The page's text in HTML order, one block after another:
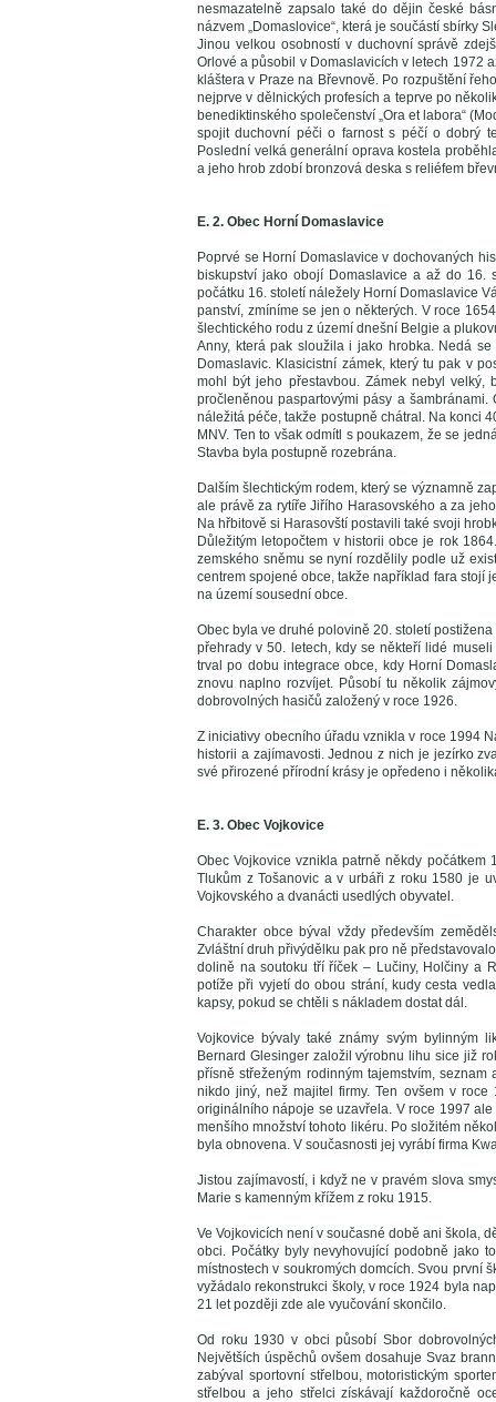
nesmazatelně zapsalo také do dějin české
názvem „Domaslovice“, která je součástí sbírky
Jinou velkou osobností v duchovní správě
Orlové a působil v Domaslavicích v letech 1972
kláštera v Praze na Břevnově. Po rozpuštění
nejprve v dělnických profesích a teprve po
benediktinského společenství „Ora et labora“
spojit duchovní péči o farnost s péčí o dobrý
Poslední velká generální oprava kostela
a jeho hrob zdobí bronzová deska s reliéfem
E. 2. Obec Horní Domaslavice
Poprvé se Horní Domaslavice v dochovaných
biskupství jako obojí Domaslavice a až do
počátku 16. století náležely Horní Domaslavice
panství, zmíníme se jen o některých. V roce
šlechtického rodu z území dnešní Belgie a
Anny, která pak sloužila i jako hrobka. Nedá
Domaslavic. Klasicistní zámek, který tu pak v
mohl být jeho přestavbou. Zámek nebyl velký,
pročleněnou paspartovými pásy a
náležitá péče, takže postupně chátral. Na konci
MNV. Ten to však odmítl s poukazem, že se
Stavba byla postupně rozebrána.
Dalším šlechtickým rodem, který se významně
ale právě za rytíře Jiřího Harasovského a za
Na hřbitově si Harasovští postavili také svoji
Důležitým letopočtem v historii obce je rok
zemského sněmu se nyní rozdělily podle už
centrem spojené obce, takže například fara stojí
na území sousední obce.
Obec byla ve druhé polovině 20. století
přehrady v 50. letech, kdy se někteří lidé
trval po dobu integrace obce, kdy Horní
znovu naplno rozvíjet. Působí tu několik
dobrovolných hasičů založený v roce 1926.
Z iniciativy obecního úřadu vznikla v roce 1994
historii a zajímavosti. Jednou z nich je jezírko
své přirozené přírodní krásy je opředeno i
E. 3. Obec Vojkovice
Obec Vojkovice vznikla patrně někdy
Tlukům z Tošanovic a v urbáři z roku 1580 je
Vojkovského a dvanácti usedlých obyvatel.
Charakter obce býval vždy především
Zvláštní druh přivýdělku pak pro ně
dolině na soutoku tří říček – Lučiny, Holčiny a
potíže při vyjetí do obou strání, kudy cesta
kapsy, pokud se chtěli s nákladem dostat dál.
Vojkovice bývaly také známy svým bylinným
Bernard Glesinger založil výrobnu lihu sice již
přísně střeženým rodinným tajemstvím,
nikdo jiný, než majitel firmy. Ten ovšem v
originálního nápoje se uzavřela. V roce 1997
menšího množství tohoto likéru. Po složitém
byla obnovena. V současnosti jej vyrábí firma
Jistou zajímavostí, i když ne v pravém slova
Marie s kamenným křížem z roku 1915.
Ve Vojkovicích není v současné době ani škola,
obci. Počátky byly nevyhovující podobně jako
místnostech v soukromých domcích. Svou první
vyžádalo rekonstrukci školy, v roce 1924 byla
21 let později zde ale vyučování skončilo.
Od roku 1930 v obci působí Sbor
Největších úspěchů ovšem dosahuje Svaz
zabýval sportovní střelbou, motoristickým
střelbou a jeho střelci získávají každoročně